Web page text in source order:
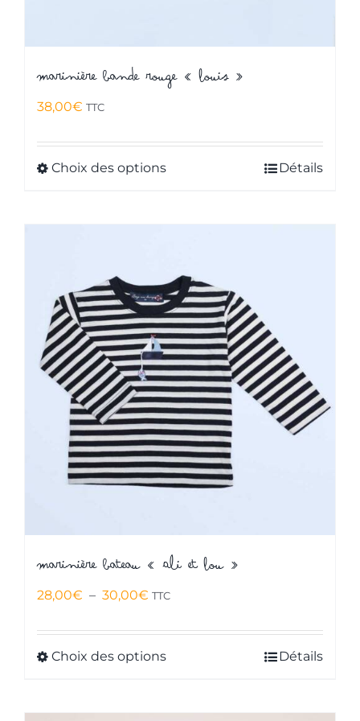
Marinière bande rouge « Louis »
38,00€ TTC
Choix des optionsCe
Les
options
peuvent
être
choisies
sur
la
page
du
produit
Détails
Marinière bateau « Ali et Lou »
28,00€ – 30,00€ Plage
prix :
28,00€
TTC
Choix des optionsCe
Détails